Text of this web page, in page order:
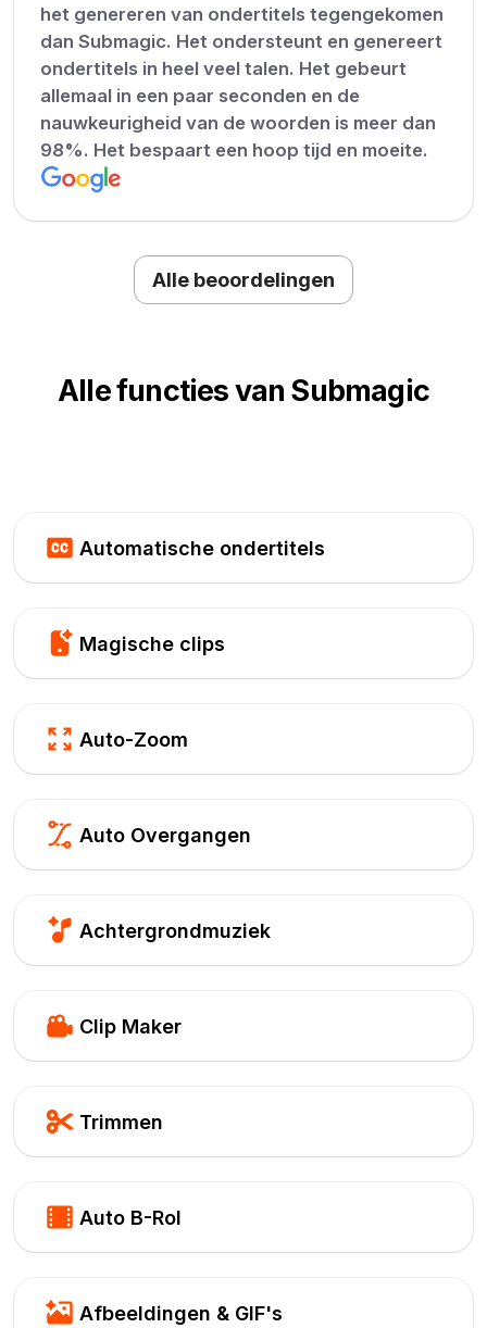
het genereren van ondertitels tegengekomen
dan Submagic. Het ondersteunt en genereert
ondertitels in heel veel talen. Het gebeurt
allemaal in een paar seconden en de
nauwkeurigheid van de woorden is meer dan
98%. Het bespaart een hoop tijd en moeite.
Alle beoordelingen
Alle functies van Submagic
Automatische ondertitels
Magische clips
Auto-Zoom
Auto Overgangen
Achtergrondmuziek
Clip Maker
Trimmen
Auto B-Rol
Afbeeldingen & GIF's